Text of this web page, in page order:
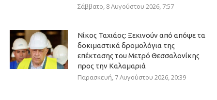
Σάββατο, 8 Αυγούστου 2026, 7:57
Νίκος Ταχιάος: Ξεκινούν από απόψε τα
δοκιμαστικά δρομολόγια της
επέκτασης του Μετρό Θεσσαλονίκης
προς την Καλαμαριά
Παρασκευή, 7 Αυγούστου 2026, 20:39